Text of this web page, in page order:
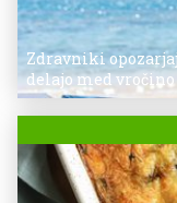
Zdravniki
delajo med vročino